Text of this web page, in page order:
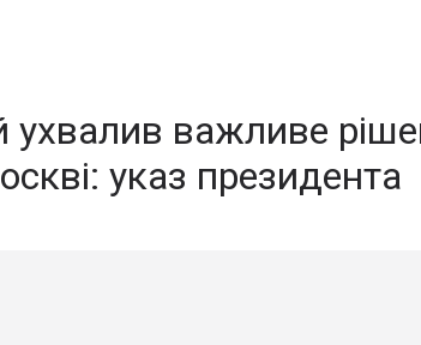
ухвалив важливе
указ президента